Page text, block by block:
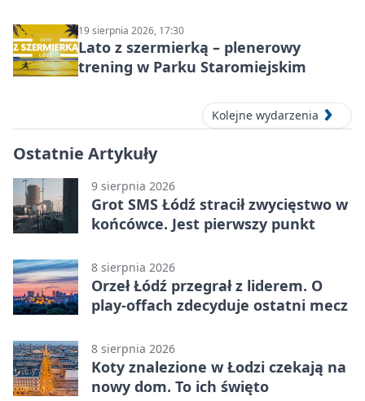
19 sierpnia 2026, 17:30
Lato z szermierką – plenerowy
trening w Parku Staromiejskim
Kolejne wydarzenia
Ostatnie Artykuły
9 sierpnia 2026
Grot SMS Łódź stracił zwycięstwo w
końcówce. Jest pierwszy punkt
8 sierpnia 2026
Orzeł Łódź przegrał z liderem. O
play-offach zdecyduje ostatni mecz
8 sierpnia 2026
Koty znalezione w Łodzi czekają na
nowy dom. To ich święto